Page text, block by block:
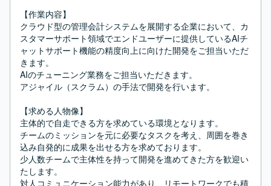
【作業内容】
クラウド型の管理会計システムを展開する企業において、カ
スタマーサポート領域でエンドユーザーに提供しているAIチ
ャットサポート機能の精度向上に向けた開発をご担当いただ
きます。
AIのチューニング業務をご担当いただきます。
アジャイル（スクラム）の手法で開発を行います。
【求める人物像】
主体的で自走できる方を求めている環境となります。
チームのミッションを元に必要なタスクを考え、周囲を巻き
込み自発的に成果を出せる方を求めております。
少人数チームで主体性を持って開発を進めてきた方を歓迎い
たします。
対人コミュニケーション能力があり、リモートワークでも積